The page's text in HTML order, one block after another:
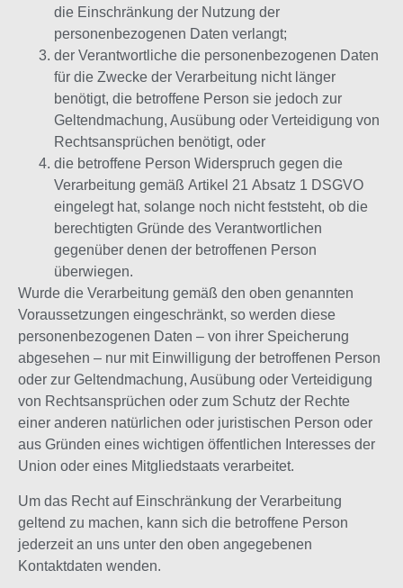
die Einschränkung der Nutzung der
personenbezogenen Daten verlangt;
der Verantwortliche die personenbezogenen Daten
für die Zwecke der Verarbeitung nicht länger
benötigt, die betroffene Person sie jedoch zur
Geltendmachung, Ausübung oder Verteidigung von
Rechtsansprüchen benötigt, oder
die betroffene Person Widerspruch gegen die
Verarbeitung gemäß Artikel 21 Absatz 1 DSGVO
eingelegt hat, solange noch nicht feststeht, ob die
berechtigten Gründe des Verantwortlichen
gegenüber denen der betroffenen Person
überwiegen.
Wurde die Verarbeitung gemäß den oben genannten
Voraussetzungen eingeschränkt, so werden diese
personenbezogenen Daten – von ihrer Speicherung
abgesehen – nur mit Einwilligung der betroffenen Person
oder zur Geltendmachung, Ausübung oder Verteidigung
von Rechtsansprüchen oder zum Schutz der Rechte
einer anderen natürlichen oder juristischen Person oder
aus Gründen eines wichtigen öffentlichen Interesses der
Union oder eines Mitgliedstaats verarbeitet.
Um das Recht auf Einschränkung der Verarbeitung
geltend zu machen, kann sich die betroffene Person
jederzeit an uns unter den oben angegebenen
Kontaktdaten wenden.